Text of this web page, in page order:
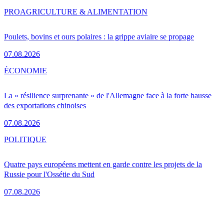
Poulets, bovins et ours polaires : la grippe aviaire se propage
07.08.2026
PROAGRICULTURE & ALIMENTATION
La « résilience surprenante » de l'Allemagne face à la forte hausse
des exportations chinoises
07.08.2026
ÉCONOMIE
Quatre pays européens mettent en garde contre les projets de la
Russie pour l'Ossétie du Sud
07.08.2026
POLITIQUE